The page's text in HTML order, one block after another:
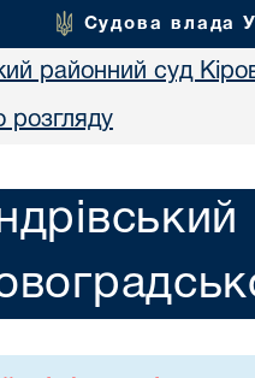
Судова влада
районний суд
розгляду